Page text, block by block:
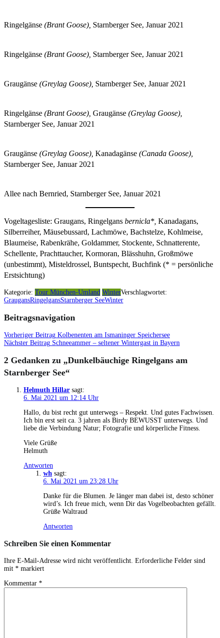
Ringelgänse (Brant Goose), Starnberger See, Januar 2021
Ringelgänse (Brant Goose), Starnberger See, Januar 2021
Graugänse (Greylag Goose), Starnberger See, Januar 2021
Ringelgänse (Brant Goose), Graugänse (Greylag Goose),
Starnberger See, Januar 2021
Graugänse (Greylag Goose), Kanadagänse (Canada Goose),
Starnberger See, Januar 2021
Allee nach Bernried, Starnberger See, Januar 2021
Vogeltagesliste: Graugans, Ringelgans bernicla*, Kanadagans,
Silberreiher, Mäusebussard, Lachmöwe, Bachstelze, Kohlmeise,
Blaumeise, Rabenkrähe, Goldammer, Stockente, Schnatterente,
Schellente, Prachttaucher, Kormoran, Blässhuhn, Großmöwe
(unbestimmt), Misteldrossel, Buntspecht, Buchfink (* = persönliche
Erstsichtung)
Kategorie: Tour München-Umland WinterVerschlagwortet:
GraugansRingelgansStarnberger SeeWinter
Beitragsnavigation
Vorheriger Beitrag Kolbenenten am Ismaninger Speichersee
Nächster Beitrag Schneeammer – seltener Wintergast in Bayern
2 Gedanken zu „Dunkelbäuchige Ringelgans am
Starnberger See“
Helmuth Hillar sagt:
6. Mai 2021 um 12:14 Uhr
Hallo, du bist recht gut unterwegs – Respekt. Und gutes Fachwissen.
Ich bin erst seit ca. 3 jahren als Birdy BEWUSST unterwegs. Und
liebe die Verbindung Natur; Fotografie und körperliche Fitness.
Viele Grüße
Helmuth
Antworten
wh sagt:
6. Mai 2021 um 23:28 Uhr
Danke für die Blumen. Je länger man dabei ist, desto schöner
wird’s. Ich freue mich, wenn Dir das Vogelbeobachten gefällt.
Grüße Waltraud
Antworten
Schreiben Sie einen Kommentar
Ihre E-Mail-Adresse wird nicht veröffentlicht. Erforderliche Felder sind
mit * markiert
Kommentar *